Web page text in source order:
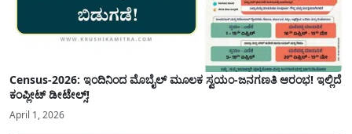
Census-2026: ಇಂದಿನಿಂದ ಮೊಬೈಲ್ ಮೂಲಕ ಸ್ವಯಂ-ಜನಗಣತಿ ಆರಂಭ! ಇಲ್ಲಿದೆ
ಕಂಪ್ಲೀಟ್ ಡೀಟೇಲ್ಸ್!
April 1, 2026